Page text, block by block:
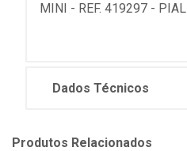
MINI - REF. 419297 - PIAL
Dados Técnicos
Produtos Relacionados